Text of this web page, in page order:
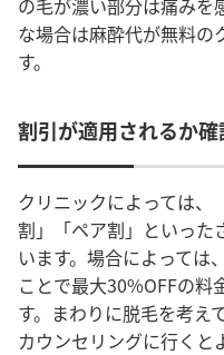
の毛が濃い部分は痛みを
な場合は麻酔代が無料の
す。
割引が適用されるか確
クリニックによっては、
割」「ペア割」といった
います。場合によっては
ことで最大30%OFFの料
す。まわりに脱毛を考え
カウンセリングに行くと